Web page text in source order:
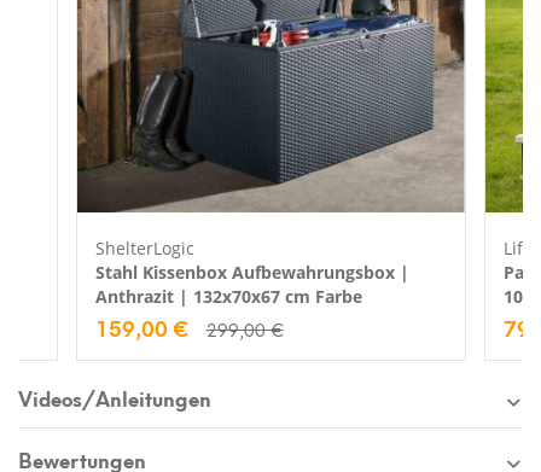
ShelterLogic
Stahl Kissenbox Aufbewahrungsbox |
Anthrazit | 132x70x67 cm Farbe
159,00 € 299,00 €
Videos/Anleitungen
Bewertungen